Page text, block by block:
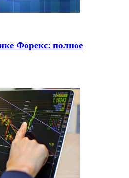
Форекс: полное